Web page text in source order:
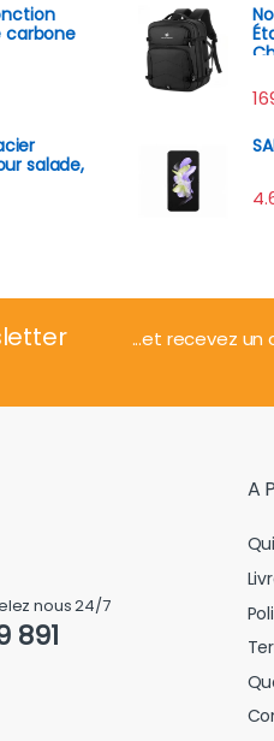
carbone
salade,
...et recevez un
nous 24/7
891
A